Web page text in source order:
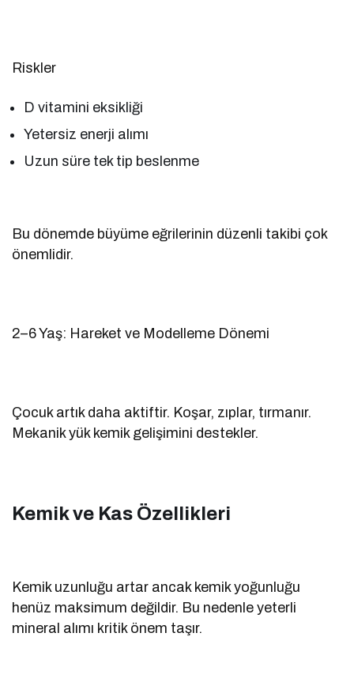
Riskler
D vitamini eksikliği
Yetersiz enerji alımı
Uzun süre tek tip beslenme
Bu dönemde büyüme eğrilerinin düzenli takibi çok
önemlidir.
2–6 Yaş: Hareket ve Modelleme Dönemi
Çocuk artık daha aktiftir. Koşar, zıplar, tırmanır.
Mekanik yük kemik gelişimini destekler.
Kemik ve Kas Özellikleri
Kemik uzunluğu artar ancak kemik yoğunluğu
henüz maksimum değildir. Bu nedenle yeterli
mineral alımı kritik önem taşır.